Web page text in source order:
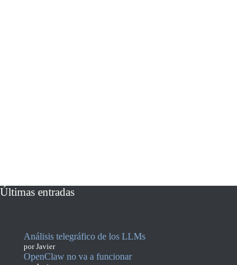
Últimas entradas
Análisis telegráfico de los LLMs
por Javier
OpenClaw no va a funcionar